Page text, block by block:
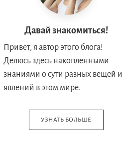
Давай знакомиться!
Привет, я автор этого блога!
Делюсь здесь накопленными
знаниями о сути разных вещей и
явлений в этом мире.
УЗНАТЬ БОЛЬШЕ